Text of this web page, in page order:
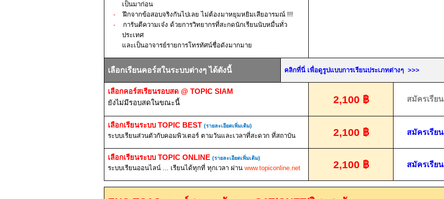
เป็นมาก่อน
-
ฝึกจากข้อสอบจริงกันไปเลย ไม่ต้องมาหยุมหยิมเสียอารมณ์ !!!
-
การันตีความเจ๋ง ด้วยการวิทยากรที่สะกดนักเรียนนับหมื่นทั่ว
ประเทศ
และเป็นอาจารย์รายการโทรทัศน์ชื่อดังมากมาย
เลือกเรียนคอร์สในระบบต่างๆ ได้ดังนี้ คลิกที่นี่ เพื่อดูรูปแบบการเรียนประเภทต่างๆ>>>
เลือกคอร์สเรียนรอบสด@ TOPIC SIAM
ยังไม่มีรอบสดในขณะนี้
2,100 ฿ สมัครเรียน
เลือกเรียนระบบTOPIC BEST (รายละเอียดเพิ่มเติม)
ระบบเรียนส่วนตัวกับคอมพิวเตอร์ ตามวันและเวลาที่สะดวก ที่สถาบัน 2,100 ฿ สมัครเรียน
เลือกเรียนระบบTOPIC ONLINE (รายละเอียดเพิ่มเติม)
ระบบเรียนออนไลน์ ... เรียนได้ทุกที่ ทุกเวลา ผ่านwww.topiconline.net 2,100 ฿ สมัครเรียน